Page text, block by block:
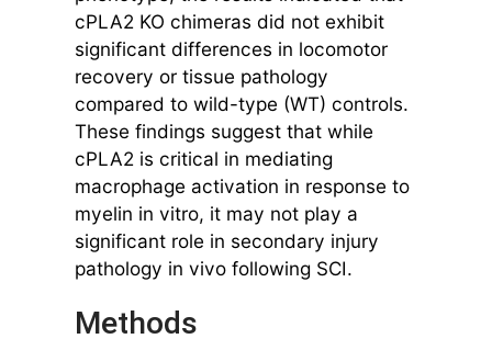
cPLA2 KO chimeras did not exhibit
significant differences in locomotor
recovery or tissue pathology
compared to wild-type (WT) controls.
These findings suggest that while
cPLA2 is critical in mediating
macrophage activation in response to
myelin in vitro, it may not play a
significant role in secondary injury
pathology in vivo following SCI.
Methods